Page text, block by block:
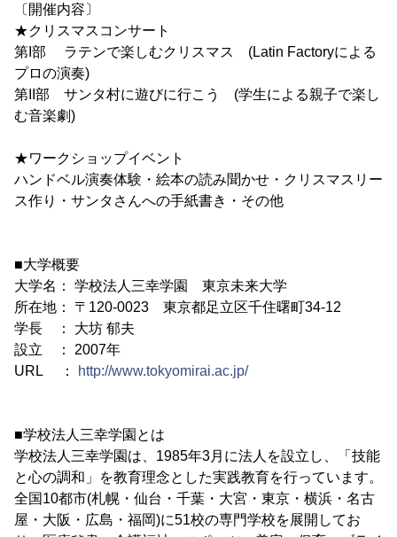
〔開催内容〕
★クリスマスコンサート
第I部 ラテンで楽しむクリスマス (Latin Factoryによる
プロの演奏)
第II部 サンタ村に遊びに行こう (学生による親子で楽し
む音楽劇)
★ワークショップイベント
ハンドベル演奏体験・絵本の読み聞かせ・クリスマスリー
ス作り・サンタさんへの手紙書き・その他
■大学概要
大学名： 学校法人三幸学園 東京未来大学
所在地： 〒120-0023 東京都足立区千住曙町34-12
学長 ： 大坊 郁夫
設立 ： 2007年
URL ：
http://www.tokyomirai.ac.jp/
■学校法人三幸学園とは
学校法人三幸学園は、1985年3月に法人を設立し、「技能
と心の調和」を教育理念とした実践教育を行っています。
全国10都市(札幌・仙台・千葉・大宮・東京・横浜・名古
屋・大阪・広島・福岡)に51校の専門学校を展開してお